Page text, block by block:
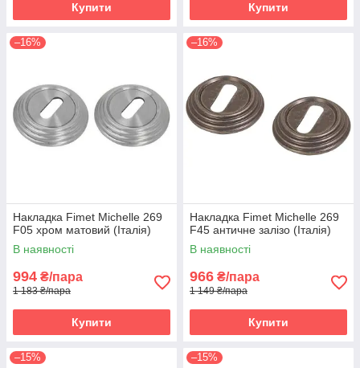
Купити Купити
–16%
Накладка Fimet Michelle 269
F05 хром матовий (Італія)
В наявності
994 ₴/пара
1 183 ₴/пара
Купити
–16%
Накладка Fimet Michelle 269
F45 античне залізо (Італія)
В наявності
966 ₴/пара
1 149 ₴/пара
Купити
–15% –15%